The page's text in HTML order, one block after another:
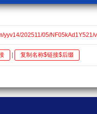
yyv14/202511/05/NF05kAd1Y521/
复制名称$链接$后缀